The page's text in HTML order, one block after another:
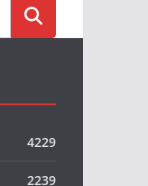
4229
2239